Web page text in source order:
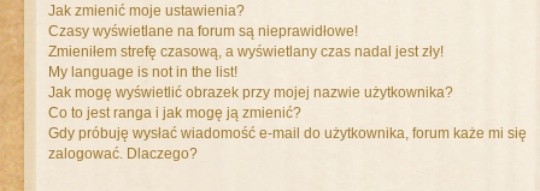
Jak zmienić moje ustawienia?
Czasy wyświetlane na forum są nieprawidłowe!
Zmieniłem strefę czasową, a wyświetlany czas nadal jest zły!
My language is not in the list!
Jak mogę wyświetlić obrazek przy mojej nazwie użytkownika?
Co to jest ranga i jak mogę ją zmienić?
Gdy próbuję wysłać wiadomość e-mail do użytkownika, forum każe mi się
zalogować. Dlaczego?